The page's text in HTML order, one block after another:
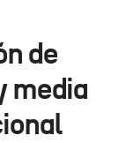
de
media